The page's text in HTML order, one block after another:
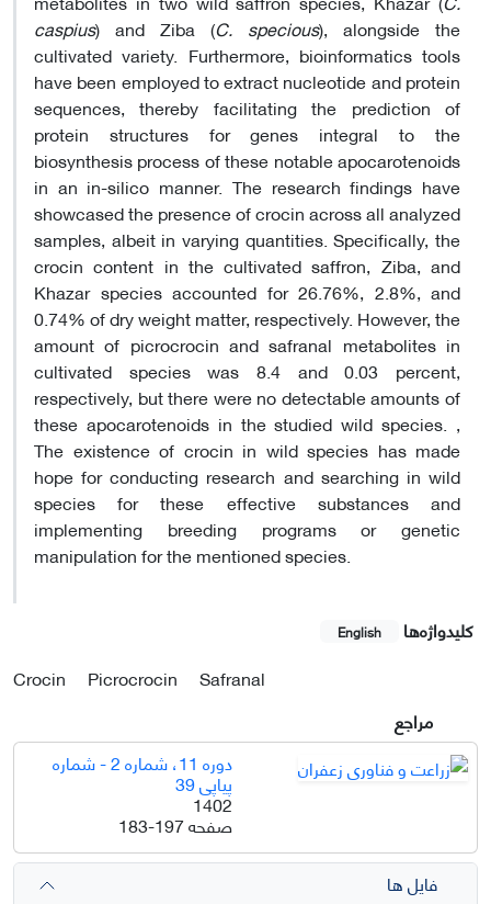
caspius) and Ziba (C. specious), alongside the
cultivated variety. Furthermore, bioinformatics tools
have been employed to extract nucleotide and protein
sequences, thereby facilitating the prediction of
protein structures for genes integral to the
biosynthesis process of these notable apocarotenoids
in an in-silico manner. The research findings have
showcased the presence of crocin across all analyzed
samples, albeit in varying quantities. Specifically, the
crocin content in the cultivated saffron, Ziba, and
Khazar species accounted for 26.76%, 2.8%, and
0.74% of dry weight matter, respectively. However, the
amount of picrocrocin and safranal metabolites in
cultivated species was 8.4 and 0.03 percent,
respectively, but there were no detectable amounts of
these apocarotenoids in the studied wild species. ,
The existence of crocin in wild species has made
hope for conducting research and searching in wild
species for these effective substances and
implementing breeding programs or genetic
manipulation for the mentioned species.
کلیدواژه‌ها English
Crocin Picrocrocin
Safranal
مراجع
دوره 11، شماره 2 - شماره
پیاپی 39
1402
صفحه183-197
فایل ها